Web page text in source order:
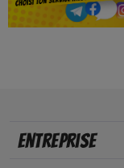
Entreprise